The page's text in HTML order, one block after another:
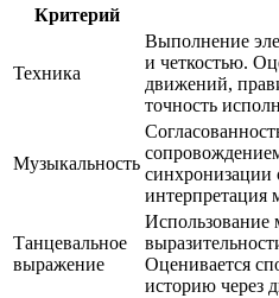
Критерий
Техника
Выполнение
и четкостью.
движений,
точность
Музыкальность
интерпретация
Танцевальное
выражение
Использование
Оценивается
историю через